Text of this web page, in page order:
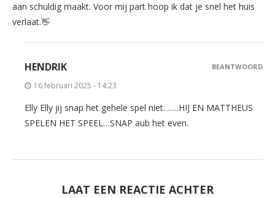
aan schuldig maakt. Voor mij part hoop ik dat je snel het huis
verlaat.👋
HENDRIK
16 februari 2025 - 14:23
Elly Elly jij snap het gehele spel niet…….HIJ EN MATTHEUS
SPELEN HET SPEEL…SNAP aub het even.
BEANTWOORD
LAAT EEN REACTIE ACHTER